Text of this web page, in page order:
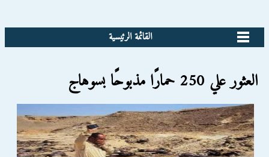
القائمة الرئيسية
العثور علي 250 حمارًا مذبوحًا بسوهاج